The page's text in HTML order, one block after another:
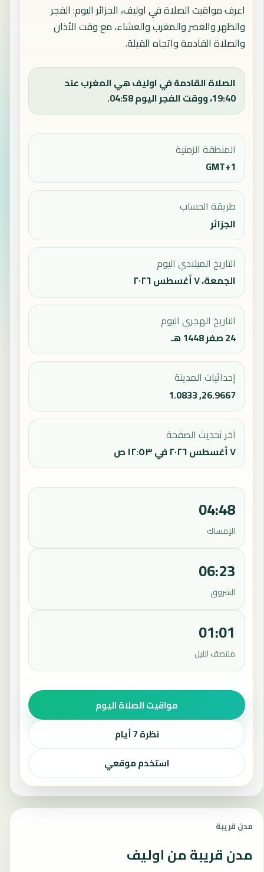
اعرف مواقيت الصلاة في اوليف، الجزائر اليوم: الفجر
والظهر والعصر والمغرب والعشاء، مع وقت الأذان
والصلاة القادمة واتجاه القبلة.
الصلاة القادمة في اوليف هي المغرب عند
19:40، ووقت الفجر اليوم 04:58.
المنطقة الزمنية
GMT+1
طريقة الحساب
الجزائر
التاريخ الميلادي اليوم
الجمعة، ٧ أغسطس ٢٠٢٦
التاريخ الهجري اليوم
24 صفر 1448 هـ
إحداثيات المدينة
26.9667, 1.0833
آخر تحديث الصفحة
٧ أغسطس ٢٠٢٦ في ١٢:٥٣ ص
04:48
الإمساك
06:23
الشروق
01:01
منتصف الليل
مواقيت الصلاة اليوم
نظرة 7 أيام
استخدم موقعي
مدن قريبة
مدن قريبة من اوليف